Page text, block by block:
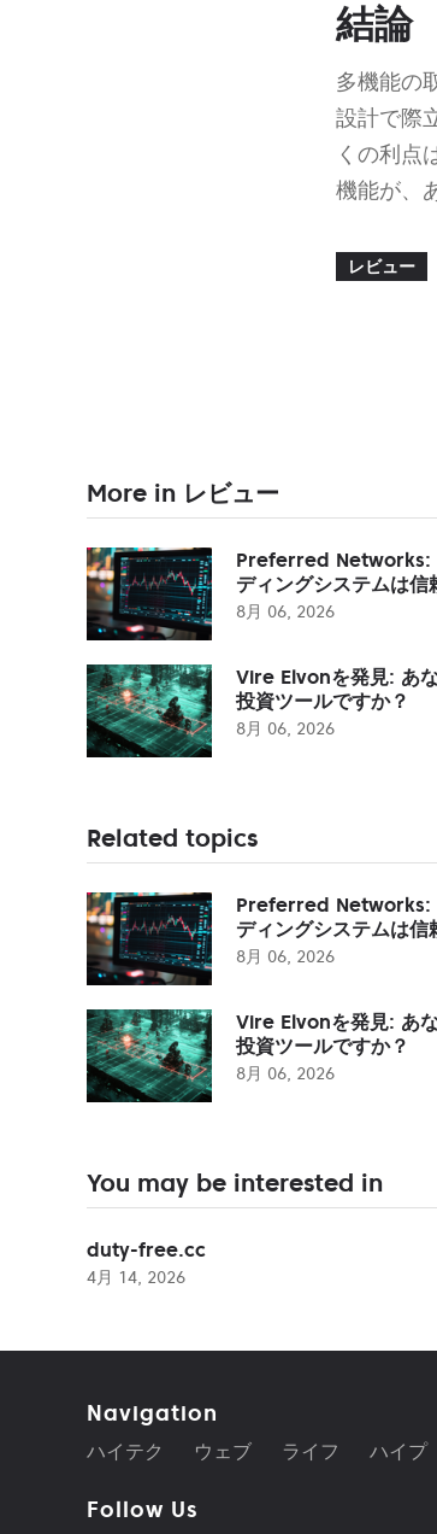
結論
多機能の
設計で際
くの利点
機能が、
レビュー
More in レビュー
Preferred Networks:
ディングシステムは信
8月 06, 2026
Vire Elvonを発見: あ
投資ツールですか？
8月 06, 2026
Related topics
Preferred Networks:
ディングシステムは信
8月 06, 2026
Vire Elvonを発見: あ
投資ツールですか？
8月 06, 2026
You may be interested in
duty-free.cc
4月 14, 2026
Navigation
ハイテク ウェブ ライフ ハイプ
Follow Us